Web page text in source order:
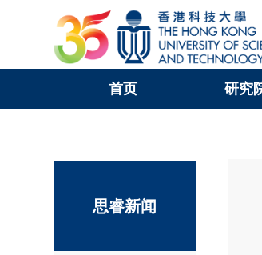
科大新闻
首页 研究
思睿新闻